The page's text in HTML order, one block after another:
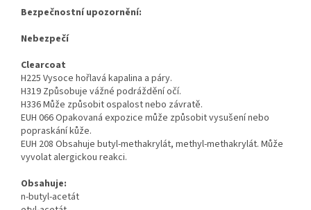
Bezpečnostní upozornění:
Nebezpečí
Clearcoat
H225 Vysoce hořlavá kapalina a páry.
H319 Způsobuje vážné podráždění očí.
H336 Může způsobit ospalost nebo závratě.
EUH 066 Opakovaná expozice může způsobit vysušení nebo
popraskání kůže.
EUH 208 Obsahuje butyl-methakrylát, methyl-methakrylát. Může
vyvolat alergickou reakci.
Obsahuje:
n-butyl-acetát